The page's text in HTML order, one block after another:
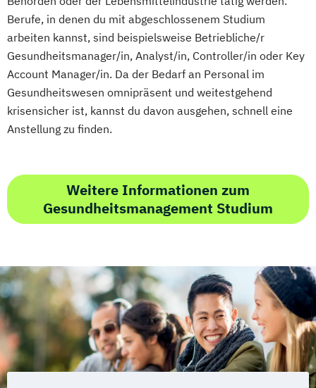
Berufe, in denen du mit abgeschlossenem Studium
arbeiten kannst, sind beispielsweise Betriebliche/r
Gesundheitsmanager/in, Analyst/in, Controller/in oder Key
Account Manager/in. Da der Bedarf an Personal im
Gesundheitswesen omnipräsent und weitestgehend
krisensicher ist, kannst du davon ausgehen, schnell eine
Anstellung zu finden.
Weitere Informationen zum
Gesundheitsmanagement Studium